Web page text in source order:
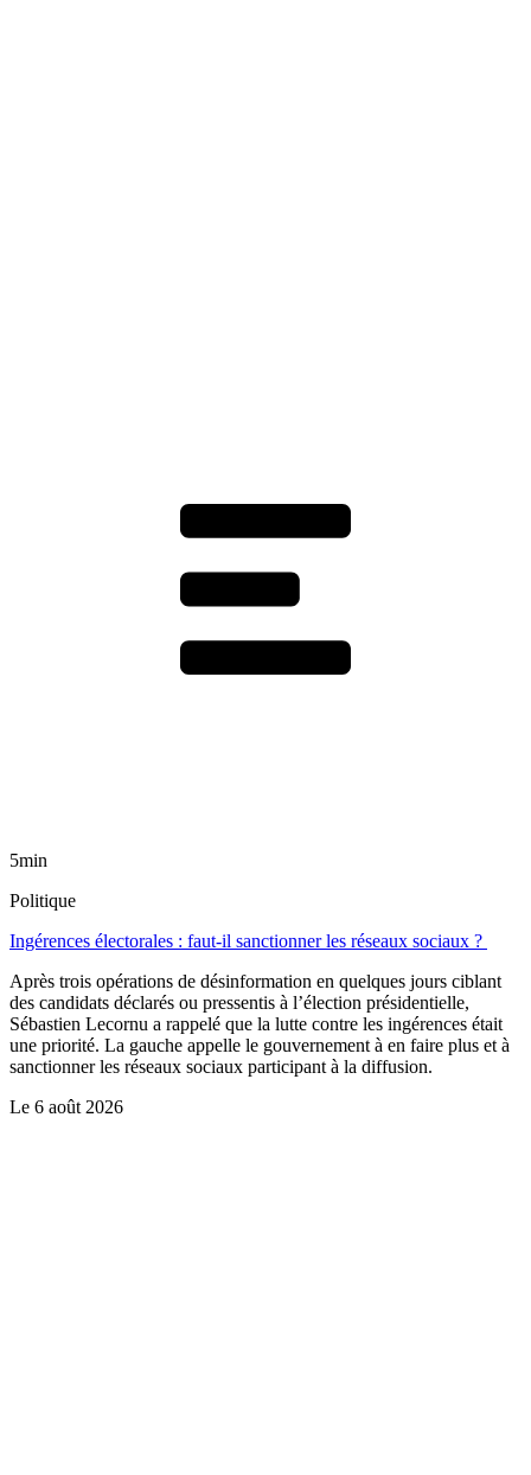
5min
Politique
Ingérences électorales : faut-il sanctionner les réseaux sociaux ?
Après trois opérations de désinformation en quelques jours ciblant
des candidats déclarés ou pressentis à l’élection présidentielle,
Sébastien Lecornu a rappelé que la lutte contre les ingérences était
une priorité. La gauche appelle le gouvernement à en faire plus et à
sanctionner les réseaux sociaux participant à la diffusion.
Le 6 août 2026